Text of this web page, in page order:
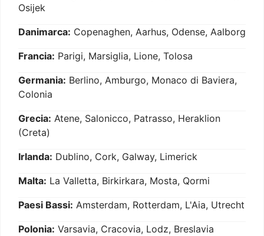
Osijek
Danimarca: Copenaghen, Aarhus, Odense, Aalborg
Francia: Parigi, Marsiglia, Lione, Tolosa
Germania: Berlino, Amburgo, Monaco di Baviera,
Colonia
Grecia: Atene, Salonicco, Patrasso, Heraklion
(Creta)
Irlanda: Dublino, Cork, Galway, Limerick
Malta: La Valletta, Birkirkara, Mosta, Qormi
Paesi Bassi: Amsterdam, Rotterdam, L'Aia, Utrecht
Polonia: Varsavia, Cracovia, Lodz, Breslavia